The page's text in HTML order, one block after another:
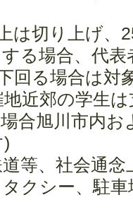
は切り上げ、
る場合、代
回る場合は対
近郊の学生
合旭川市内
等、社会通
クシー、駐